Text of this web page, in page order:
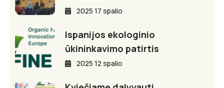
2025 17 spalio
Ispanijos ekologinio
ūkininkavimo patirtis
2025 12 spalio